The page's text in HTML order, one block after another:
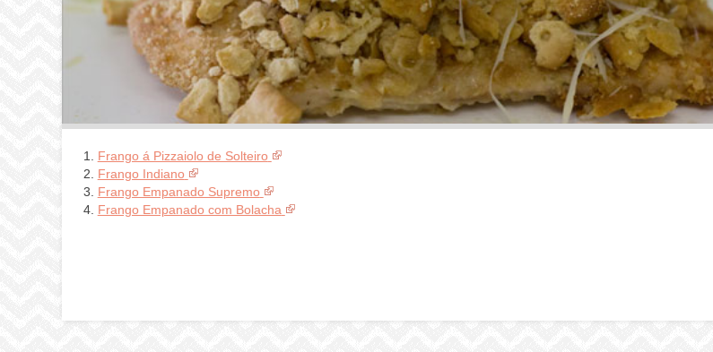
Frango á Pizzaiolo de Solteiro
Frango Indiano
Frango Empanado Supremo
Frango Empanado com Bolacha